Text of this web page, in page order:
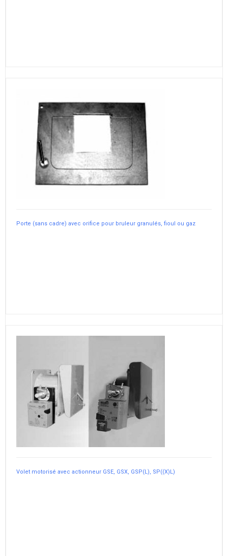
Porte (sans cadre) avec orifice pour bruleur granulés, fioul ou gaz
Volet motorisé avec actionneur GSE, GSX, GSP(L), SP((X)L)